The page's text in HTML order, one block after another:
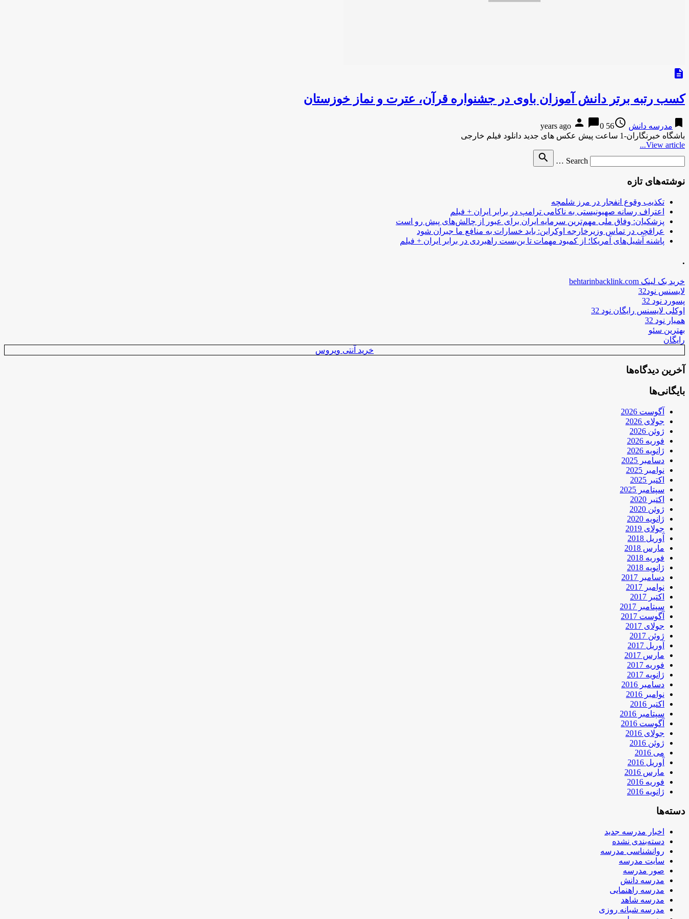
description
کسب رتبه برتر دانش آموزان باوی در جشنواره قرآن، عترت و نماز خوزستان
bookmark مدرسه دانش access_time
56 years ago
person chat_bubble0
باشگاه خبرنگاران-1 ساعت پیش عکس های جدید دانلود فیلم خارجی
View article...
Search …
search
نوشته‌های تازه
تکذیب وقوع انفجار در مرز شلمچه
اعتراف رسانه صهیونیستی به ناکامی ترامپ در برابر ایران + فیلم
پزشکیان: وفاق ملی مهم‌ترین سرمایه ایران برای عبور از چالش‌های پیش رو است
عراقچی در تماس وزیرخارجه اوکراین: باید خسارات به منافع ما جبران شود
پاشنه آشیل‌های آمریکا؛ از کمبود مهمات تا بن‌بست راهبردی در برابر ایران + فیلم
.
خرید بک لینک behtarinbacklink.com
لایسنس نود32
پسورد نود 32
اوکلی لایسنس رایگان نود 32
همیار نود 32
بهترین سئو
رایگان
خرید آنتی ویروس
آخرین دیدگاه‌ها
بایگانی‌ها
آگوست 2026
جولای 2026
ژوئن 2026
فوریه 2026
ژانویه 2026
دسامبر 2025
نوامبر 2025
اکتبر 2025
سپتامبر 2025
اکتبر 2020
ژوئن 2020
ژانویه 2020
جولای 2019
آوریل 2018
مارس 2018
فوریه 2018
ژانویه 2018
دسامبر 2017
نوامبر 2017
اکتبر 2017
سپتامبر 2017
آگوست 2017
جولای 2017
ژوئن 2017
آوریل 2017
مارس 2017
فوریه 2017
ژانویه 2017
دسامبر 2016
نوامبر 2016
اکتبر 2016
سپتامبر 2016
آگوست 2016
جولای 2016
ژوئن 2016
می 2016
آوریل 2016
مارس 2016
فوریه 2016
ژانویه 2016
دسته‌ها
اخبار مدرسه جدید
دسته‌بندی نشده
روانشناسی مدرسه
سایت مدرسه
صور مدرسه
مدرسه دانش
مدرسه راهنمایی
مدرسه شاهد
مدرسه شبانه روزی